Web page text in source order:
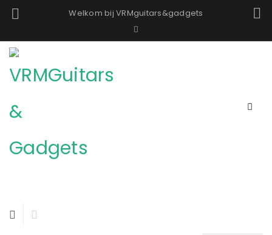
Welkom bij VRMguitars&gadgets